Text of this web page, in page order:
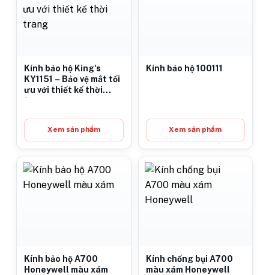
Kính bảo hộ King's
KY1151 – Bảo vệ mắt tối
ưu với thiết kế thời
trang
Xem sản phẩm
Kính bảo hộ 100111
Xem sản phẩm
Kính bảo hộ A700
Honeywell màu xám
Kính chống bụi A700
màu xám Honeywell